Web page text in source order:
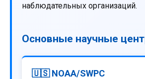
наблюдательных организаций.
Основные научные
🇺🇸 NOAA/SWPC